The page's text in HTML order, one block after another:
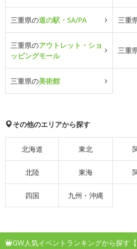
三重県の道の駅・SA/PA 三重
三重県のアウトレット・ショ
ッピングモール
三重
三重県の美術館
その他のエリアから探す
北海道 東北
北陸 東海
四国 九州・沖縄
GW人気イベントランキングから探す【